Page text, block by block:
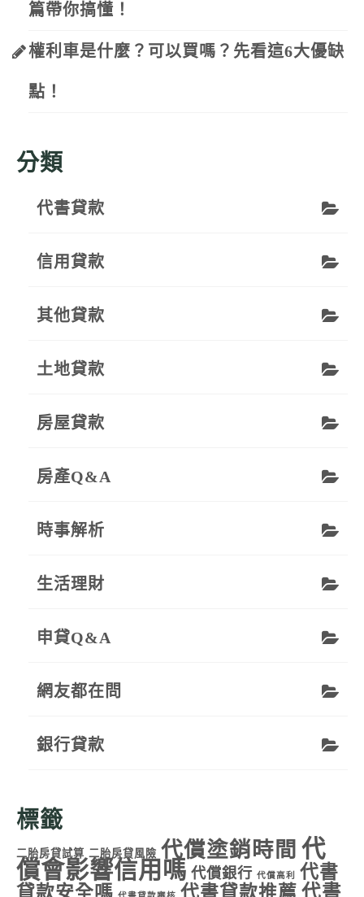
篇帶你搞懂！
權利車是什麼？可以買嗎？先看這6大優缺
點！
分類
代書貸款
信用貸款
其他貸款
土地貸款
房屋貸款
房產Q&A
時事解析
生活理財
申貸Q&A
網友都在問
銀行貸款
標籤
二胎房貸試算 二胎房貸風險 代償塗銷時間 代
償會影響信用嗎 代償銀行 代償高利
代書
貸款安全嗎
代書貸款推薦 代書